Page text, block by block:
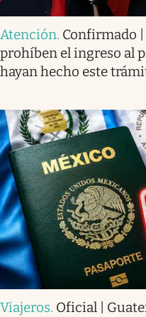
Atención. Confirmado |
prohíben el ingreso al
hayan hecho este
Viajeros. Oficial |